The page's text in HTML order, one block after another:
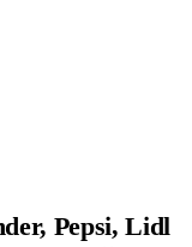
Pepsi, Lidl